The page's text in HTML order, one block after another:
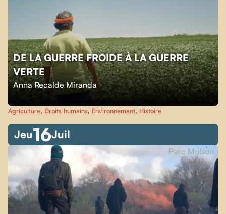
DE LA GUERRE FROIDE À LA GUERRE
VERTE
Anna Recalde Miranda
Agriculture, Droits humains, Environnement, Histoire
Jeu16Juil
Parc Molson